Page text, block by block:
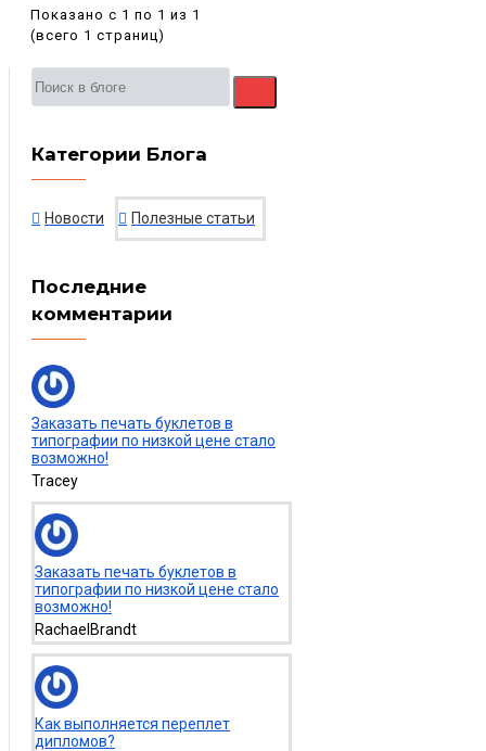
Показано с 1 по 1 из 1
(всего 1 страниц)
Категории Блога
Новости Полезные статьи
Последние
комментарии
Заказать печать буклетов в
типографии по низкой цене стало
возможно!
Tracey
Заказать печать буклетов в
типографии по низкой цене стало
возможно!
RachaelBrandt
Как выполняется переплет
дипломов?